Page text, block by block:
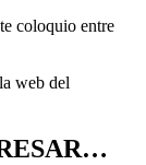
coloquio entre
web del